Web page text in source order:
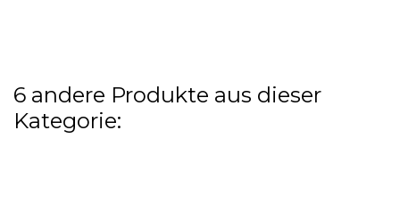
6 andere Produkte aus dieser
Kategorie: